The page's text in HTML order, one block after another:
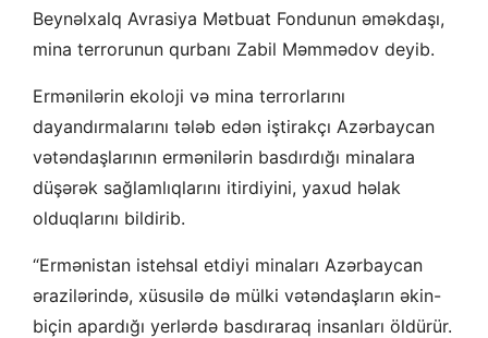
Beynəlxalq Avrasiya Mətbuat Fondunun əməkdaşı,
mina terrorunun qurbanı Zabil Məmmədov deyib.
Ermənilərin ekoloji və mina terrorlarını
dayandırmalarını tələb edən iştirakçı Azərbaycan
vətəndaşlarının ermənilərin basdırdığı minalara
düşərək sağlamlıqlarını itirdiyini, yaxud həlak
olduqlarını bildirib.
“Ermənistan istehsal etdiyi minaları Azərbaycan
ərazilərində, xüsusilə də mülki vətəndaşların əkin-
biçin apardığı yerlərdə basdıraraq insanları öldürür.